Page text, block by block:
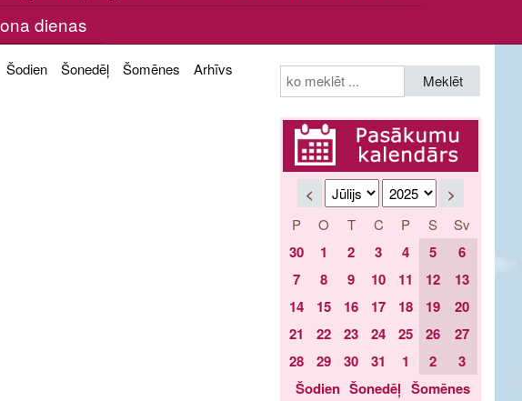
dienas
Šodien Šonedēļ Šomēnes Arhīvs
Meklēt
< >
P O T C P S Sv
30 1 2 3 4 5
6
7
8 9 10 11 12
13
14
15 16 17 18 19
20
21
22 23 24 25 26
27
28
29 30 31 1 2
3
Šodien Šonedēļ Šomēnes